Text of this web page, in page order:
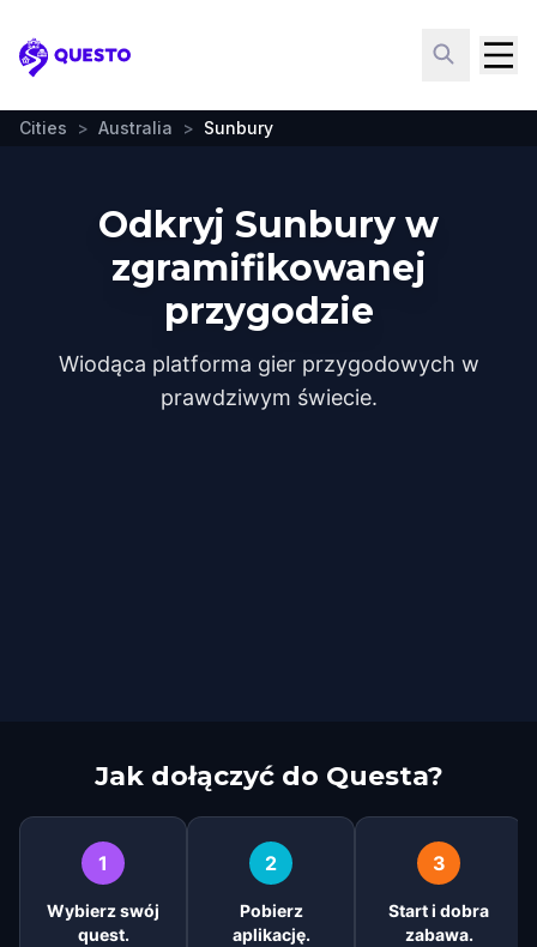
Questo
Cities > Australia > Sunbury
Odkryj Sunbury w
zgramifikowanej
przygodzie
Wiodąca platforma gier przygodowych w
prawdziwym świecie.
Jak dołączyć do Questa?
1
Wybierz swój
quest.
2
Pobierz
aplikację.
3
Start i dobra
zabawa.